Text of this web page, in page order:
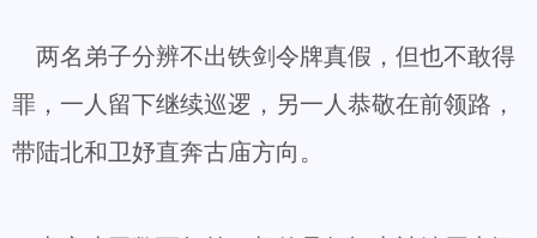
两名弟子分辨不出铁剑令牌真假，但也不敢得
罪，一人留下继续巡逻，另一人恭敬在前领路，
带陆北和卫妤直奔古庙方向。